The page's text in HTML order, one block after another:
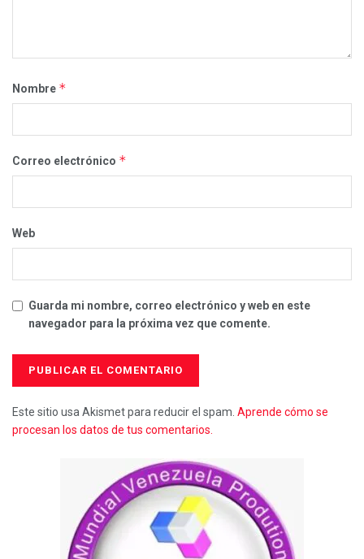
Nombre *
Correo electrónico *
Web
Guarda mi nombre, correo electrónico y web en este
navegador para la próxima vez que comente.
Este sitio usa Akismet para reducir el spam. Aprende cómo se
procesan los datos de tus comentarios.